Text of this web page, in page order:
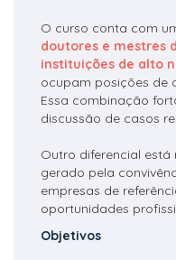
O curso conta com
doutores e mestres
instituições de alto
ocupam posições de
Essa combinação
discussão de casos
Outro diferencial está
gerado pela
empresas de
oportunidades
Objetivos